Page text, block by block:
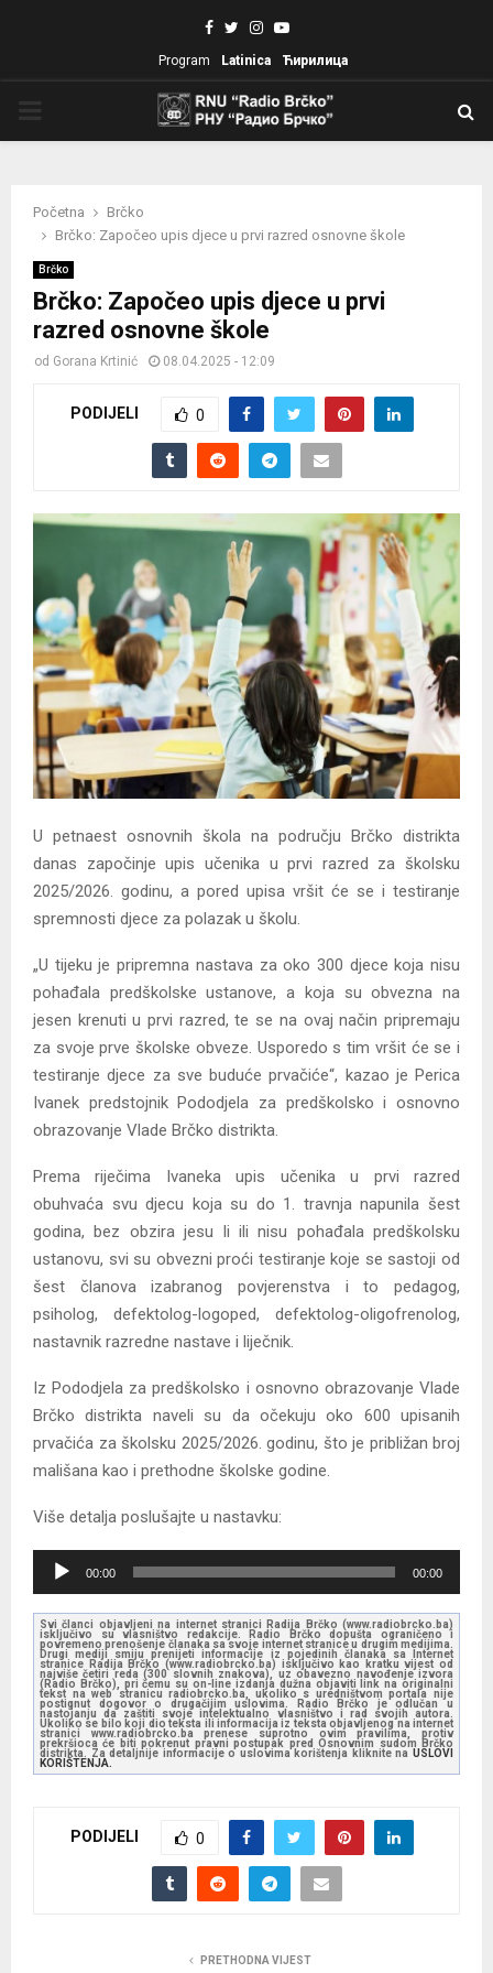
Facebook
TwitterInstagram
Youtube
Program Latinica Ћирилица
Početna
Brčko
Brčko: Započeo upis djece u prvi razred osnovne škole
Brčko
Brčko: Započeo upis djece u prvi
razred osnovne škole
od Gorana Krtinić 08.04.2025 - 12:09
PODIJELI 0
U petnaest osnovnih škola na području Brčko distrikta
danas započinje upis učenika u prvi razred za školsku
2025/2026. godinu, a pored upisa vršit će se i testiranje
spremnosti djece za polazak u školu.
„U tijeku je pripremna nastava za oko 300 djece koja nisu
pohađala predškolske ustanove, a koja su obvezna na
jesen krenuti u prvi razred, te se na ovaj način pripremaju
za svoje prve školske obveze. Usporedo s tim vršit će se i
testiranje djece za sve buduće prvačiće“, kazao je Perica
Ivanek predstojnik Pododjela za predškolsko i osnovno
obrazovanje Vlade Brčko distrikta.
Prema riječima Ivaneka upis učenika u prvi razred
obuhvaća svu djecu koja su do 1. travnja napunila šest
godina, bez obzira jesu li ili nisu pohađala predškolsku
ustanovu, svi su obvezni proći testiranje koje se sastoji od
šest članova izabranog povjerenstva i to pedagog,
psiholog, defektolog-logoped, defektolog-oligofrenolog,
nastavnik razredne nastave i liječnik.
Iz Pododjela za predškolsko i osnovno obrazovanje Vlade
Brčko distrikta naveli su da očekuju oko 600 upisanih
prvačića za školsku 2025/2026. godinu, što je približan broj
mališana kao i prethodne školske godine.
Više detalja poslušajte u nastavku:
u
d
o
P
a
00:00 00:00
Svi članci objavljeni na internet stranici Radija Brčko (www.radiobrcko.ba)
isključivo su vlasništvo redakcije. Radio Brčko dopušta ograničeno i
povremeno prenošenje članaka sa svoje internet stranice u drugim medijima.
Drugi mediji smiju prenijeti informacije iz pojedinih članaka sa Internet
stranice Radija Brčko (www.radiobrcko.ba) isključivo kao kratku vijest od
najviše četiri reda (300 slovnih znakova), uz obavezno navođenje izvora
(Radio Brčko), pri čemu su on-line izdanja dužna objaviti link na originalni
tekst na web stranicu radiobrcko.ba, ukoliko s uredništvom portala nije
postignut dogovor o drugačijim uslovima. Radio Brčko je odlučan u
nastojanju da zaštiti svoje intelektualno vlasništvo i rad svojih autora.
Ukoliko se bilo koji dio teksta ili informacija iz teksta objavljenog na internet
stranici www.radiobrcko.ba prenese suprotno ovim pravilima, protiv
prekršioca će biti pokrenut pravni postupak pred Osnovnim sudom Brčko
distrikta. Za detaljnije informacije o uslovima korištenja kliknite na USLOVI
KORIŠTENJA.
PODIJELI 0
PRETHODNA VIJEST